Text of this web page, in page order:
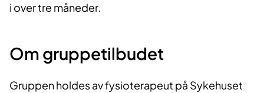
i over tre måneder.
Om gruppetilbudet
Gruppen holdes av fysioterapeut på Sykehuset